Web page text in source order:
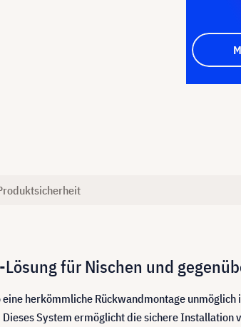
für Nischen und
herkömmliche Rückwandmontage unmöglich
Dieses System ermöglicht die sichere